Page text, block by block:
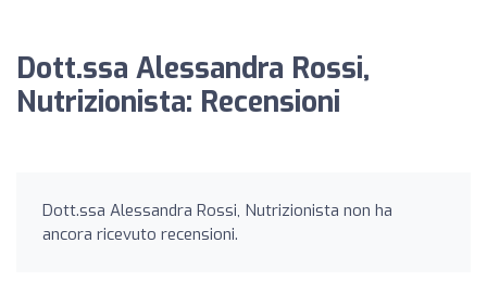
Dott.ssa Alessandra Rossi,
Nutrizionista: Recensioni
Dott.ssa Alessandra Rossi, Nutrizionista non ha
ancora ricevuto recensioni.